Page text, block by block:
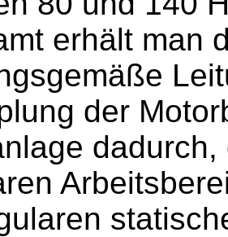
erhält man
der